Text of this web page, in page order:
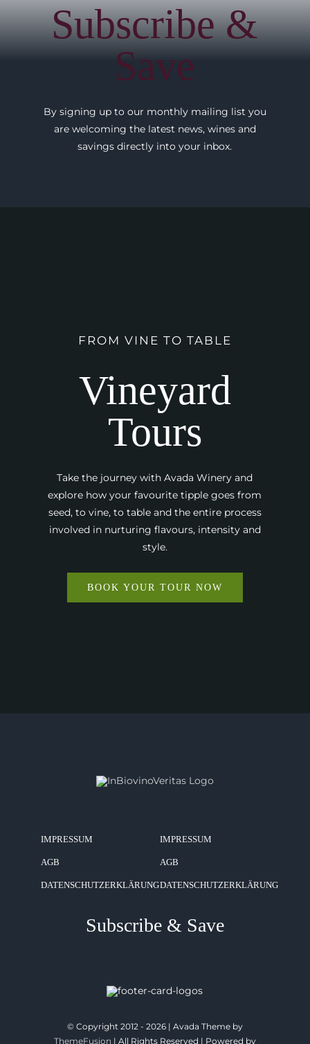
Subscribe &
Save
By signing up to our monthly mailing list you
are welcoming the latest news, wines and
savings directly into your inbox.
FROM VINE TO TABLE
Vineyard
Tours
Take the journey with Avada Winery and
explore how your favourite tipple goes from
seed, to vine, to table and the entire process
involved in nurturing flavours, intensity and
style.
BOOK YOUR TOUR NOW
IMPRESSUM
AGB
DATENSCHUTZERKLÄRUNG
IMPRESSUM
AGB
DATENSCHUTZERKLÄRUNG
Subscribe & Save
© Copyright 2012 - 2026 | Avada Theme by
ThemeFusion | All Rights Reserved | Powered by